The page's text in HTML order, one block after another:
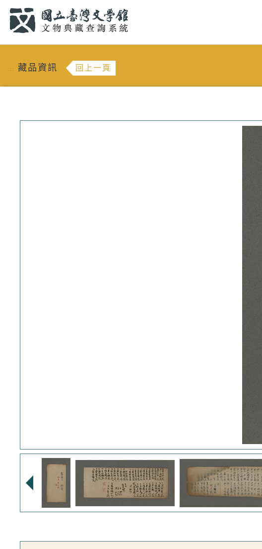
::: 藏品資訊 回上一頁